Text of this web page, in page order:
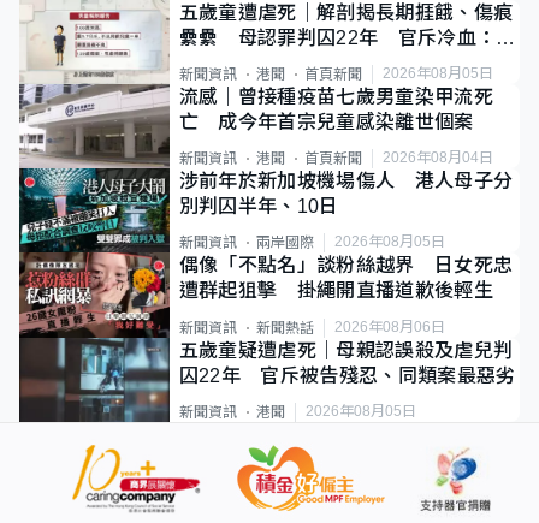
五歲童遭虐死｜解剖揭長期捱餓、傷痕
纍纍 母認罪判囚22年 官斥冷血：同
類案最惡劣
新聞資訊 港聞 首頁新聞 2026年08月05日
流感｜曾接種疫苗七歲男童染甲流死
亡 成今年首宗兒童感染離世個案
新聞資訊 港聞 首頁新聞 2026年08月04日
涉前年於新加坡機場傷人 港人母子分
別判囚半年、10日
新聞資訊 兩岸國際 2026年08月05日
偶像「不點名」談粉絲越界 日女死忠
遭群起狙擊 掛繩開直播道歉後輕生
新聞資訊 新聞熱話 2026年08月06日
五歲童疑遭虐死｜母親認誤殺及虐兒判
囚22年 官斥被告殘忍、同類案最惡劣
新聞資訊 港聞 2026年08月05日